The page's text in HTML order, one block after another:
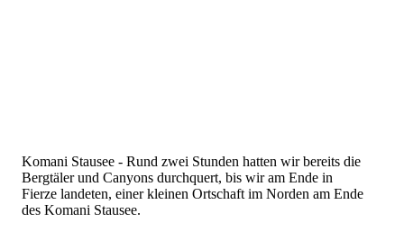
Komani Stausee - Rund zwei Stunden hatten wir bereits die
Bergtäler und Canyons durchquert, bis wir am Ende in
Fierze landeten, einer kleinen Ortschaft im Norden am Ende
des Komani Stausee.